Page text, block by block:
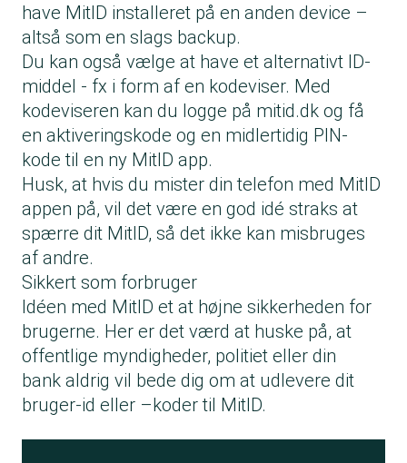
have MitID installeret på en anden device –
altså som en slags backup.
Du kan også vælge at have et alternativt ID-
middel - fx i form af en kodeviser. Med
kodeviseren kan du logge på mitid.dk og få
en aktiveringskode og en midlertidig PIN-
kode til en ny MitID app.
Husk, at hvis du mister din telefon med MitID
appen på, vil det være en god idé straks at
spærre dit MitID, så det ikke kan misbruges
af andre.
Sikkert som forbruger
Idéen med MitID et at højne sikkerheden for
brugerne. Her er det værd at huske på, at
offentlige myndigheder, politiet eller din
bank aldrig vil bede dig om at udlevere dit
bruger-id eller –koder til MitID.